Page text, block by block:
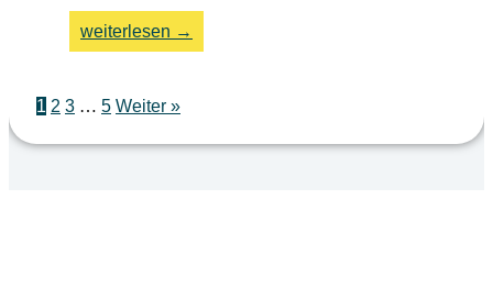
weiterlesen →
1 2 3 … 5 Weiter »